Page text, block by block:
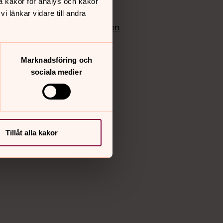
länkar vidare till andra
Marknadsföring och
sociala medier
Tillåt alla kakor
Instagram
Vimeo
Bloggportalen